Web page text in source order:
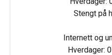
Stengt på
Internett og
Hverdager: